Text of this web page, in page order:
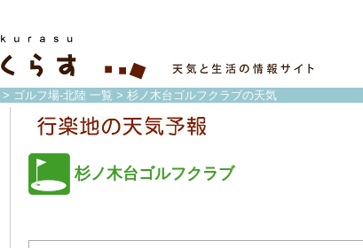
> ゴルフ場-北陸 一覧 > 杉ノ木台ゴルフクラブの天気
杉ノ木台ゴルフクラブ